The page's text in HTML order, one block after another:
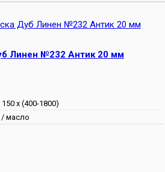
Линен №232 Антик 20 мм
150 х (400-1800)
/ масло